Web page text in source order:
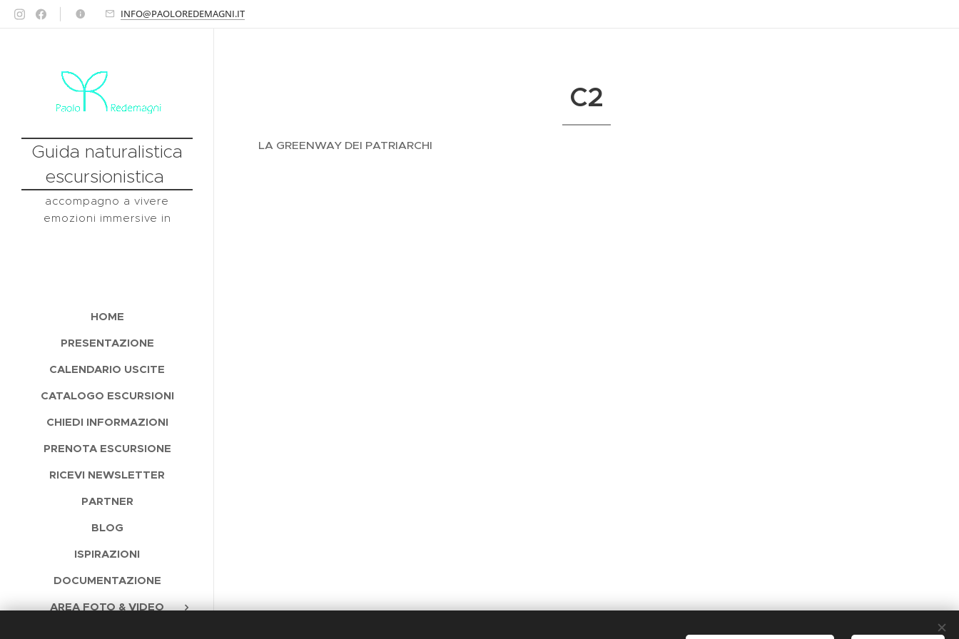
INFO@PAOLOREDEMAGNI.IT
Guida naturalistica
escursionistica
accompagno a vivere
emozioni immersive in
HOME
PRESENTAZIONE
CALENDARIO USCITE
CATALOGO ESCURSIONI
CHIEDI INFORMAZIONI
PRENOTA ESCURSIONE
RICEVI NEWSLETTER
PARTNER
BLOG
ISPIRAZIONI
DOCUMENTAZIONE
AREA FOTO & VIDEO
C2
LA GREENWAY DEI PATRIARCHI